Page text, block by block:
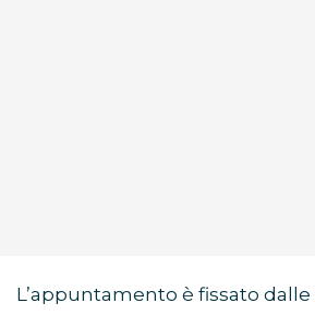
L’appuntamento è fissato dalle